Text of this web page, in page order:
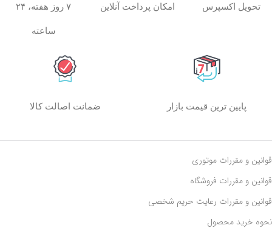
تحویل اکسپرس امکان پرداخت آنلاین ۷ روز هفته، ۲۴
ساعته
پایین ترین قیمت بازار ضمانت اصالت کالا
قوانین و مقررات موتوری
قوانین و مقررات فروشگاه
قوانین و مقررات رعايت حريم شخصی
نحوه خرید محصول